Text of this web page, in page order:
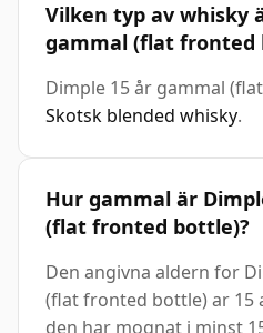
Vilken typ av whisky
gammal (flat fronted
Dimple 15 år gammal
Skotsk blended whisky.
Hur gammal är
(flat fronted bottle)?
Den angivna aldern for
(flat fronted bottle) ar 15
den har mognat i minst